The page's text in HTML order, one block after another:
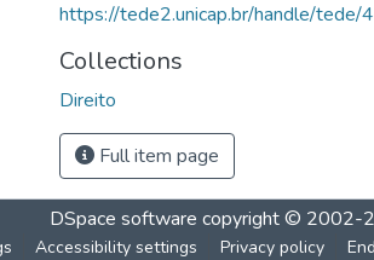
https://tede2.unicap.br/handle/tede/
Collections
Direito
Full item page
DSpace software copyright © 2002-
Accessibility settings Privacy policy